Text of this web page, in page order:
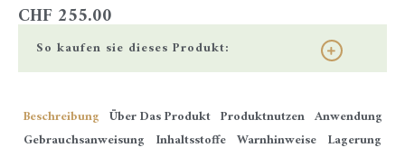
CHF255.00
So kaufen sie dieses Produkt:
Beschreibung Über Das Produkt Produktnutzen Anwendung
Gebrauchsanweisung Inhaltsstoffe Warnhinweise Lagerung